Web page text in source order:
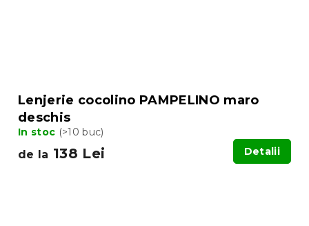
Lenjerie cocolino PAMPELINO maro
deschis
In stoc (>10 buc)
de la 138 Lei Detalii